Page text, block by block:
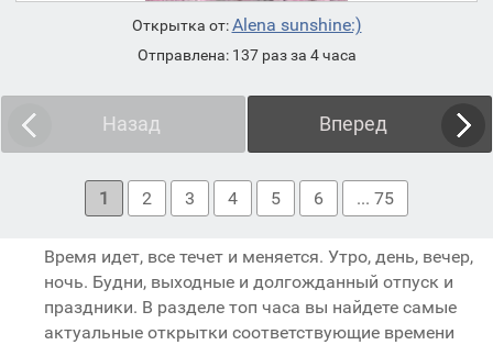
Открытка от:Alena sunshine:)
Отправлена: 137 раз за 4 часа
Назад Вперед
1 2 3 4 5 6 ... 75
Время идет, все течет и меняется. Утро, день, вечер,
ночь. Будни, выходные и долгожданный отпуск и
праздники. В разделе топ часа вы найдете самые
актуальные открытки соответствующие времени